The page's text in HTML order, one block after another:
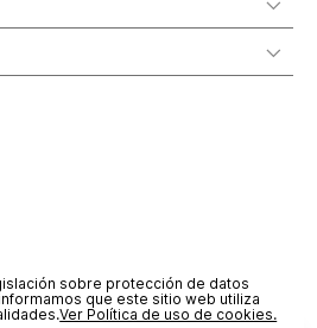
sobre protección de datos
que este sitio web utiliza
Ver Política de uso de cookies.